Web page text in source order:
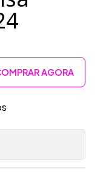
AGORA